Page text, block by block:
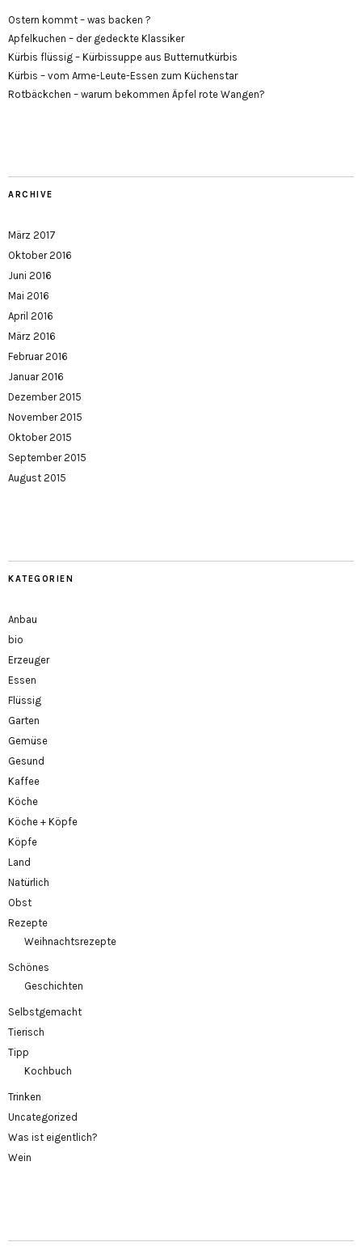
Ostern kommt – was backen ?
Apfelkuchen – der gedeckte Klassiker
Kürbis flüssig – Kürbissuppe aus Butternutkürbis
Kürbis – vom Arme-Leute-Essen zum Küchenstar
Rotbäckchen – warum bekommen Äpfel rote Wangen?
ARCHIVE
März 2017
Oktober 2016
Juni 2016
Mai 2016
April 2016
März 2016
Februar 2016
Januar 2016
Dezember 2015
November 2015
Oktober 2015
September 2015
August 2015
KATEGORIEN
Anbau
bio
Erzeuger
Essen
Flüssig
Garten
Gemüse
Gesund
Kaffee
Köche
Köche + Köpfe
Köpfe
Land
Natürlich
Obst
Rezepte
Weihnachtsrezepte
Schönes
Geschichten
Selbstgemacht
Tierisch
Tipp
Kochbuch
Trinken
Uncategorized
Was ist eigentlich?
Wein